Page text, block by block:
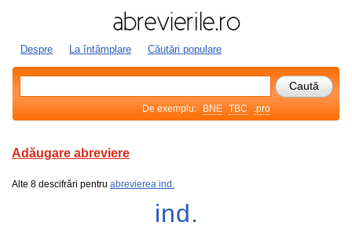
Despre La întâmplare Căutări populare
De exemplu: BNE TBC .pro
Adăugare abreviere
Alte 8 descifrări pentru abrevierea ind.
ind.